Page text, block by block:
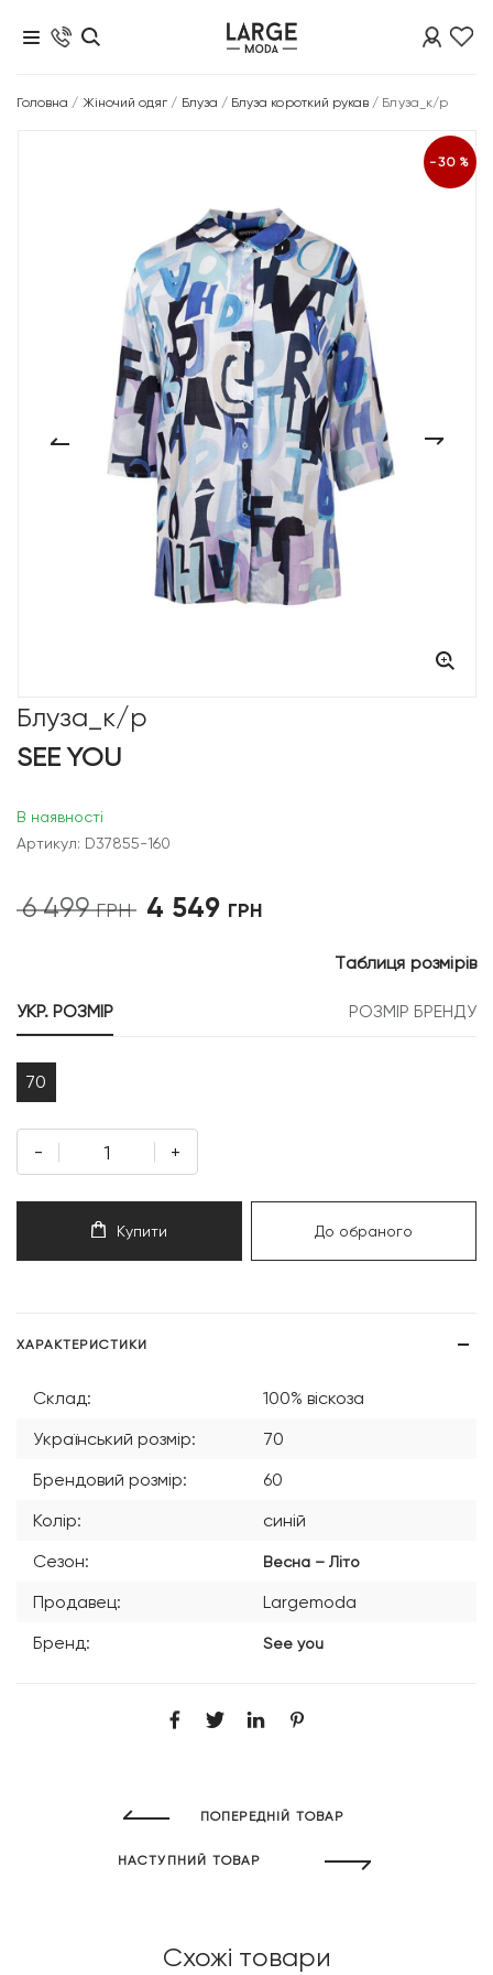
Головна / Жіночий одяг / Блуза / Блуза короткий рукав / Блуза_к/р
-30%
Блуза_к/р
SEE YOU
В наявності
Артикул: D37855-160
6 499ГРН
Оригінальна
4 549 ГРН
УКР. РОЗМІР
РОЗМІР БРЕНДУ
Таблиця розмірів
70
- +
Купити До обраного
ХАРАКТЕРИСТИКИ
Склад:
100% віскоза
Український розмір:
70
Брендовий розмір:
60
Колір:
синій
Сезон:
Весна – Літо
Продавец:
Largemoda
Бренд:
See you
ПОПЕРЕДНІЙ ТОВАР
НАСТУПНИЙ ТОВАР
Схожі товари